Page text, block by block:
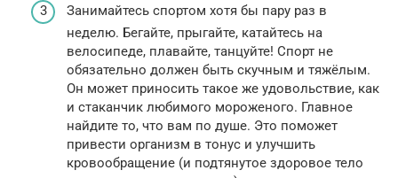
Занимайтесь спортом хотя бы пару раз в
неделю. Бегайте, прыгайте, катайтесь на
велосипеде, плавайте, танцуйте! Спорт не
обязательно должен быть скучным и тяжёлым.
Он может приносить такое же удовольствие, как
и стаканчик любимого мороженого. Главное
найдите то, что вам по душе. Это поможет
привести организм в тонус и улучшить
кровообращение (и подтянутое здоровое тело